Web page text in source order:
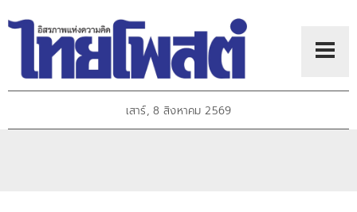
เสาร์, 8 สิงหาคม 2569